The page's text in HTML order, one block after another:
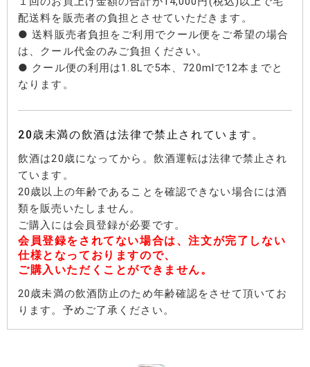
配送料を販売者の負担とさせていただきます。
● 送料販売者負担をご利用でクール便をご希望の場合
は、クール代金のみご負担ください。
● クール便の利用は1.8Lで5本、720mlで12本までと
なります。
20歳未満の飲酒は法律で禁止されています。
飲酒は20歳になってから。飲酒運転は法律で禁止され
ています。
20歳以上の年齢であることを確認できない場合には酒
類を販売いたしません。
ご購入には会員登録が必要です。
会員登録をされてない場合は、注文が完了しない
仕様となっておりますので、
ご購入いただくことができません。
20歳未満の飲酒防止のため年齢確認をさせて頂いてお
ります。予めご了承ください。